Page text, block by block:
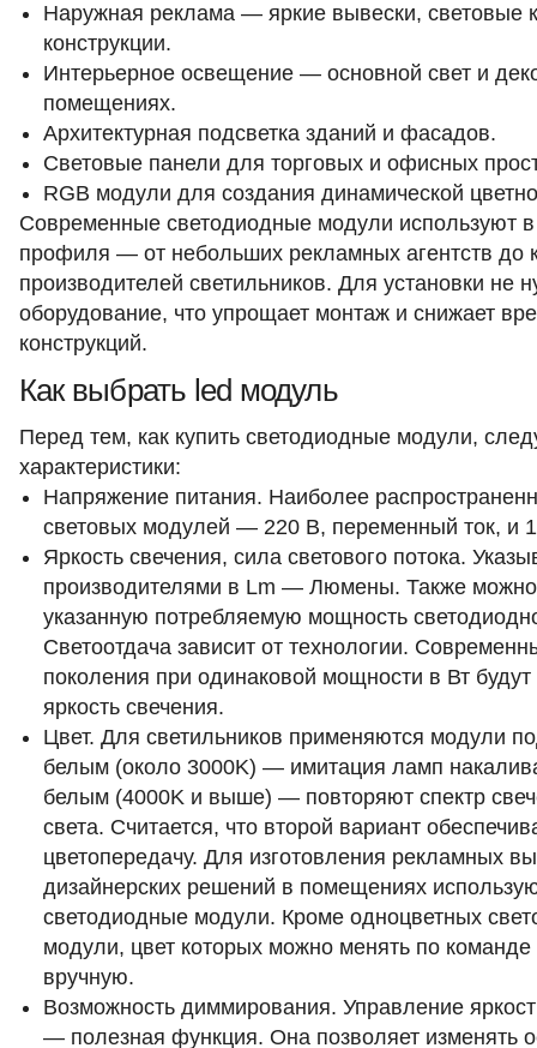
Наружная реклама — яркие вывески, световые
конструкции.
Интерьерное освещение — основной свет и
помещениях.
Архитектурная подсветка зданий и фасадов.
Световые панели для торговых и офисных
RGB модули для создания динамической
Современные светодиодные модули используют в
профиля — от небольших рекламных агентств до
производителей светильников. Для установки не
оборудование, что упрощает монтаж и снижает
конструкций.​
Как выбрать led модуль
Перед тем, как купить светодиодные модули,
характеристики:
Напряжение питания. Наиболее
световых модулей — 220 В, переменный ток, и
Яркость свечения, сила светового потока.
производителями в Lm — Люмены. Также можно
указанную потребляемую мощность
Светоотдача зависит от технологии.
поколения при одинаковой мощности в Вт
яркость свечения.
Цвет. Для светильников применяются модули
белым (около 3000K) — имитация ламп
белым (4000K и выше) — повторяют спектр
света. Считается, что второй вариант
цветопередачу. Для изготовления рекламных
дизайнерских решений в помещениях
светодиодные модули. Кроме одноцветных
модули, цвет которых можно менять по команде
вручную.
Возможность диммирования. Управление
— полезная функция. Она позволяет изменять